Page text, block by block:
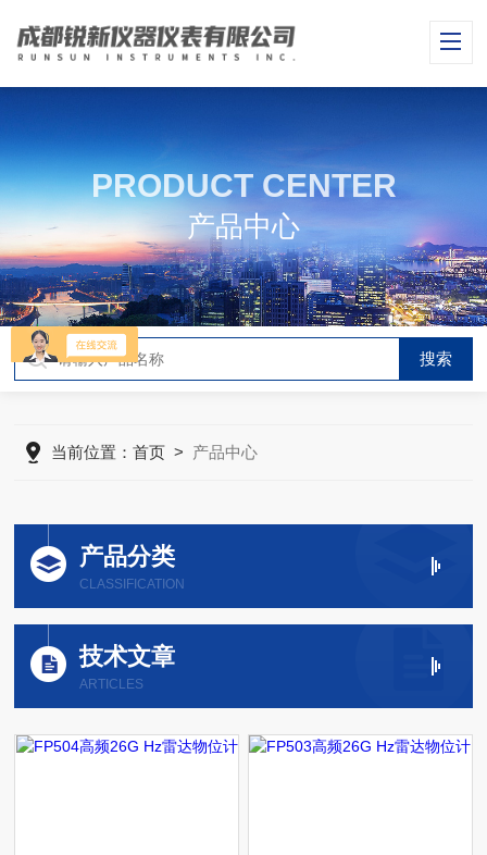
PRODUCT CENTER
产品中心
当前位置：首页 > 产品中心
产品分类
CLASSIFICATION
技术文章
ARTICLES